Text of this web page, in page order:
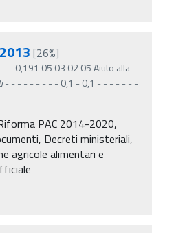
[26%]
0,191 05 03 02 05 Aiuto alla
- - - - - - - - - 0,1 - 0,1 - - - - - - -
PAC 2014-2020,
Decreti ministeriali,
agricole alimentari e